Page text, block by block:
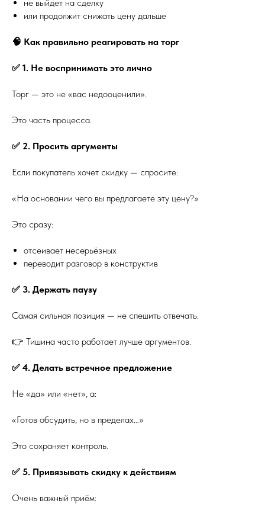
не выйдет на сделку
или продолжит снижать цену дальше
🧠 Как правильно реагировать на торг
✅ 1. Не воспринимать это лично
Торг — это не «вас недооценили».
Это часть процесса.
✅ 2. Просить аргументы
Если покупатель хочет скидку — спросите:
«На основании чего вы предлагаете эту цену?»
Это сразу:
отсеивает несерьёзных
переводит разговор в конструктив
✅ 3. Держать паузу
Самая сильная позиция — не спешить отвечать.
👉 Тишина часто работает лучше аргументов.
✅ 4. Делать встречное предложение
Не «да» или «нет», а:
«Готов обсудить, но в пределах…»
Это сохраняет контроль.
✅ 5. Привязывать скидку к действиям
Очень важный приём: